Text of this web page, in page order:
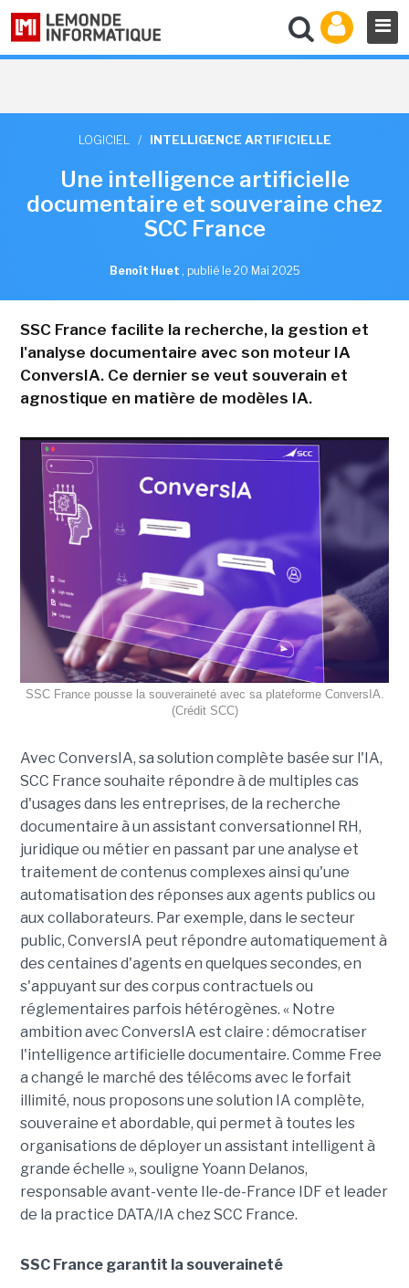
LOGICIEL / INTELLIGENCE ARTIFICIELLE
Une intelligence artificielle
documentaire et souveraine chez
SCC France
Benoît Huet , publié le 20 Mai 2025
SSC France facilite la recherche, la gestion et
l'analyse documentaire avec son moteur IA
ConversIA. Ce dernier se veut souverain et
agnostique en matière de modèles IA.
SSC France pousse la souveraineté avec sa plateforme ConversIA.
(Crédit SCC)
Avec ConversIA, sa solution complète basée sur l'IA,
SCC France souhaite répondre à de multiples cas
d'usages dans les entreprises, de la recherche
documentaire à un assistant conversationnel RH,
juridique ou métier en passant par une analyse et
traitement de contenus complexes ainsi qu'une
automatisation des réponses aux agents publics ou
aux collaborateurs. Par exemple, dans le secteur
public, ConversIA peut répondre automatiquement à
des centaines d'agents en quelques secondes, en
s'appuyant sur des corpus contractuels ou
réglementaires parfois hétérogènes. « Notre
ambition avec ConversIA est claire : démocratiser
l'intelligence artificielle documentaire. Comme Free
a changé le marché des télécoms avec le forfait
illimité, nous proposons une solution IA complète,
souveraine et abordable, qui permet à toutes les
organisations de déployer un assistant intelligent à
grande échelle », souligne Yoann Delanos,
responsable avant-vente Ile-de-France IDF et leader
de la practice DATA/IA chez SCC France.
SSC France garantit la souveraineté